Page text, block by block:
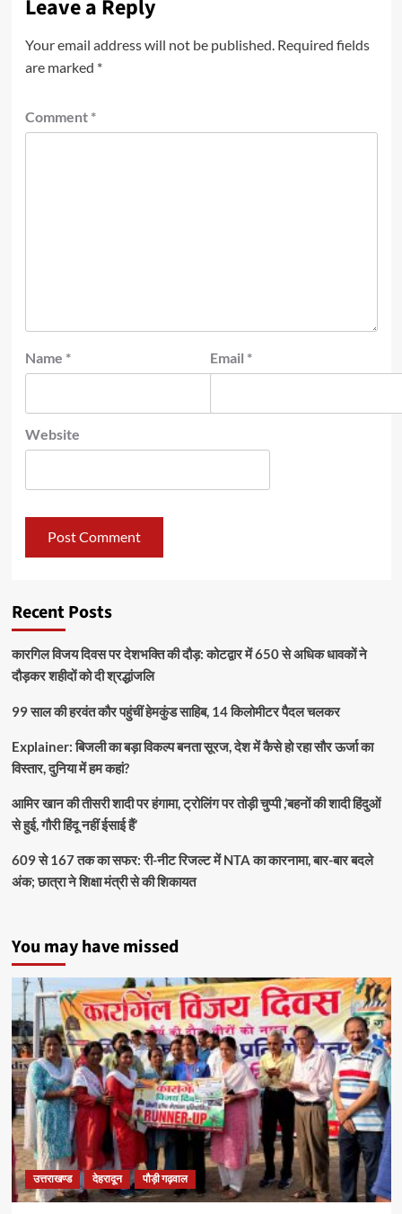
Leave a Reply
Your email address will not be published. Required fields
are marked *
Comment *
Name * Email *
Website
Recent Posts
कारगिल विजय दिवस पर देशभक्ति की दौड़: कोटद्वार में 650 से अधिक धावकों ने
दौड़कर शहीदों को दी श्रद्धांजलि
99 साल की हरवंत कौर पहुंचीं हेमकुंड साहिब, 14 किलोमीटर पैदल चलकर
Explainer: बिजली का बड़ा विकल्प बनता सूरज, देश में कैसे हो रहा सौर ऊर्जा का
विस्तार, दुनिया में हम कहां?
आमिर खान की तीसरी शादी पर हंगामा, ट्रोलिंग पर तोड़ी चुप्पी ,’बहनों की शादी हिंदुओं
से हुई, गौरी हिंदू नहीं ईसाई हैं’
609 से 167 तक का सफर: री-नीट रिजल्ट में NTA का कारनामा, बार-बार बदले
अंक; छात्रा ने शिक्षा मंत्री से की शिकायत
You may have missed
उत्तराखण्ड देहरादून पौड़ी गढ़वाल